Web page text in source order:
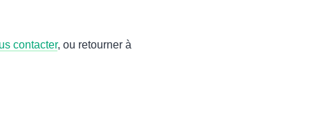
nous contacter, ou